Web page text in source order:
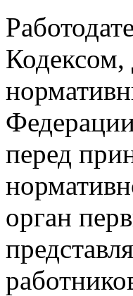
перед
орган